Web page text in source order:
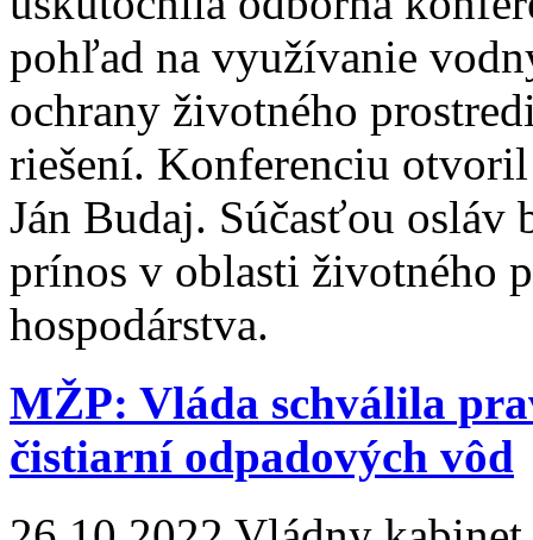
pohľad na využívanie
ochrany životného
riešení. Konferenciu
Ján Budaj. Súčasťou osláv
prínos v oblasti životného
hospodárstva.
MŽP: Vláda schválila
čistiarní odpadových vôd